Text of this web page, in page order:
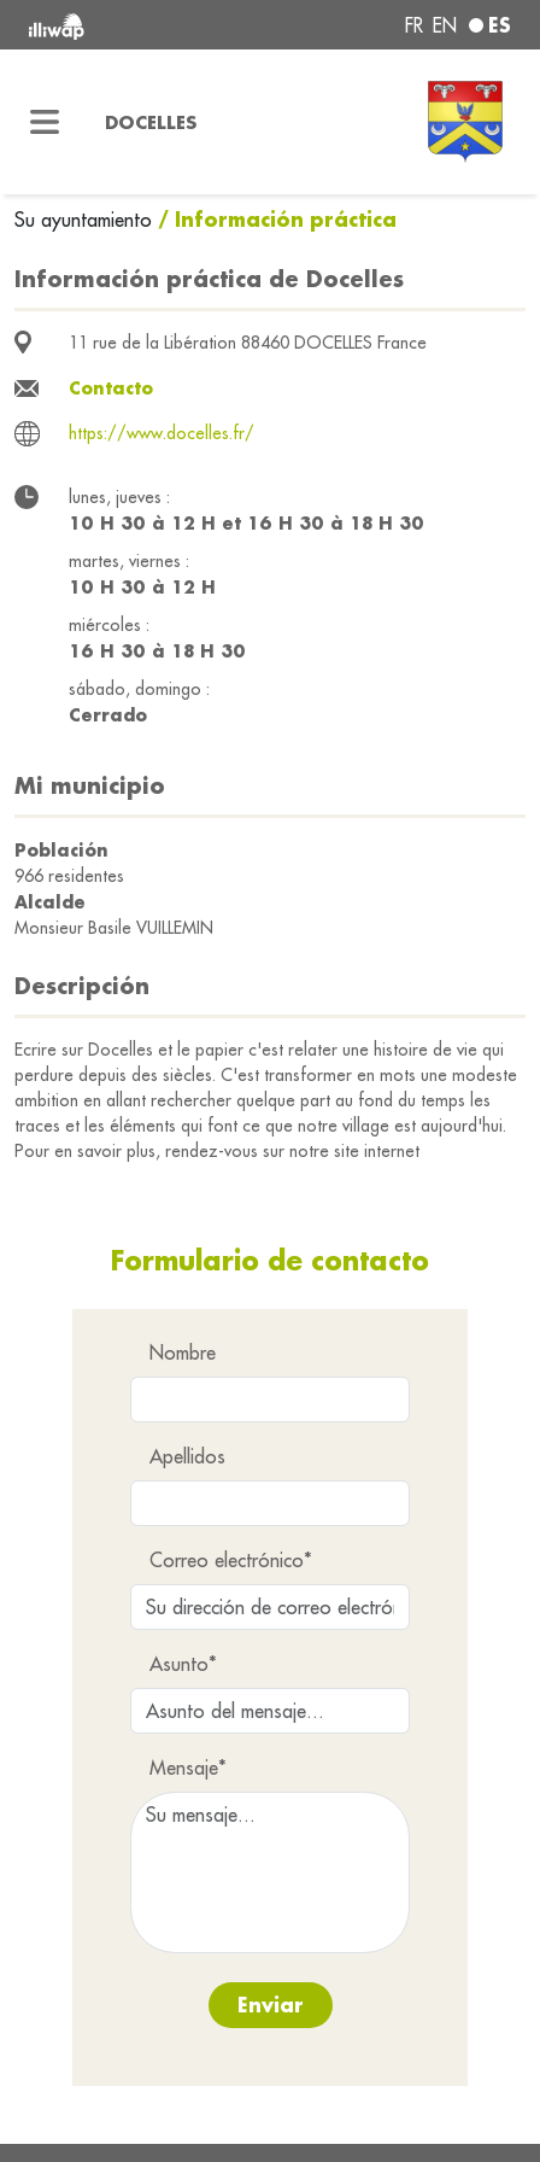
FR EN ES
DOCELLES
Su ayuntamiento / Información práctica
Información práctica de Docelles
11 rue de la Libération 88460 DOCELLES France
Contacto
https://www.docelles.fr/
lunes, jueves :
10 H 30 à 12 H et 16 H 30 à 18 H 30
martes, viernes :
10 H 30 à 12 H
miércoles :
16 H 30 à 18 H 30
sábado, domingo :
Cerrado
Mi municipio
Población
966 residentes
Alcalde
Monsieur Basile VUILLEMIN
Descripción
Ecrire sur Docelles et le papier c'est relater une histoire de vie qui
perdure depuis des siècles. C'est transformer en mots une modeste
ambition en allant rechercher quelque part au fond du temps les
traces et les éléments qui font ce que notre village est aujourd'hui.
Pour en savoir plus, rendez-vous sur notre site internet
Formulario de contacto
Nombre
Apellidos
Correo electrónico*
Asunto*
Mensaje*
Enviar